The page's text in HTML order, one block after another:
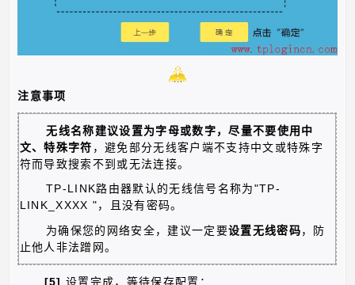
注意事项
无线名称建议设置为字母或数字，尽量不要使用中
文、特殊字符 ，避免部分无线客户端不支持中文或特殊字
符而导致搜索不到或无法连接。
TP-LINK路由器默认的无线信号名称为 "TP-
LINK_XXXX " ，且没有密码。
为确保您的网络安全，建议一定要设置无线密码 ，防
止他人非法蹭网。
[5] 设置完成，等待保存配置：